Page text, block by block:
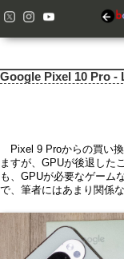
Google Pixel 10 Pro -
Pixel 9 Proからの買い
ますが、GPUが後退した
も、GPUが必要なゲーム
で、筆者にはあまり関係な